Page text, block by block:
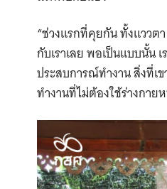
“ช่วงแรกที่คุยกัน ทั้งแววต
กับเราเลย พอเป็นแบบนั้น
ประสบการณ์ทำงาน สิ่งที่เ
ทำงานที่ไม่ต้องใช้ร่างกาย